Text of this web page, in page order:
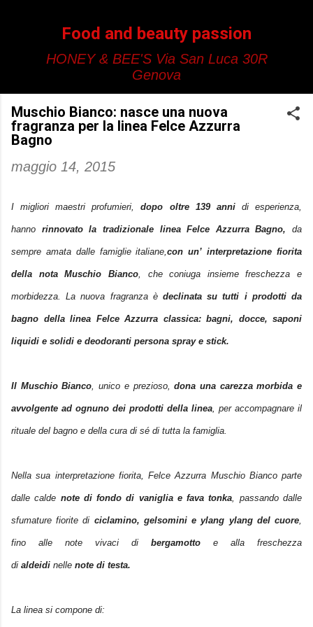
Food and beauty passion
HONEY & BEE'S Via San Luca 30R
Genova
Muschio Bianco: nasce una nuova
fragranza per la linea Felce Azzurra
Bagno
maggio 14, 2015
I migliori maestri profumieri,dopo oltre 139 annidi esperienza,
hanno rinnovato la tradizionale linea Felce Azzurra Bagno, da
sempre amata dalle famiglie italiane,con un’ interpretazione fiorita
della nota Muschio Bianco, che coniuga insieme freschezza e
morbidezza. La nuova fragranza è declinata su tutti i prodotti da
bagno della linea Felce Azzurra classica: bagni, docce, saponi
liquidi e solidi e deodoranti persona spray e stick.
Il Muschio Bianco, unico e prezioso,dona una carezza morbida e
avvolgente ad ognuno dei prodotti della linea, per accompagnare il
rituale del bagno e della cura di sé di tutta la famiglia.
Nella sua interpretazione fiorita, Felce Azzurra Muschio Bianco parte
dalle calde note di fondo di vaniglia e fava tonka, passando dalle
sfumature fiorite di ciclamino, gelsomini e ylang ylang del cuore,
fino alle note vivaci di bergamotto e alla freschezza
di aldeidi nelle note di testa.
La linea si compone di: